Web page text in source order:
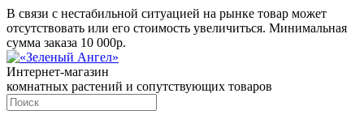
В связи с нестабильной ситуацией на рынке товар может
отсутствовать или его стоимость увеличиться. Минимальная
сумма заказа 10 000р.
Интернет-магазин
комнатных растений и сопутствующих товаров